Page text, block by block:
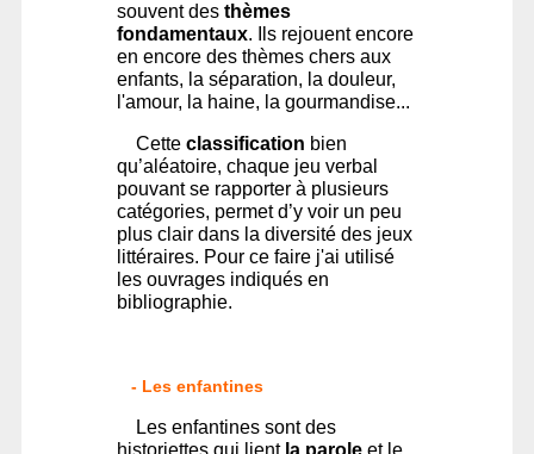
souvent des thèmes
fondamentaux. Ils rejouent encore
en encore des thèmes chers aux
enfants, la séparation, la douleur,
l'amour, la haine, la gourmandise...
Cette classification bien
qu’aléatoire, chaque jeu verbal
pouvant se rapporter à plusieurs
catégories, permet d’y voir un peu
plus clair dans la diversité des jeux
littéraires. Pour ce faire j'ai utilisé
les ouvrages indiqués en
bibliographie.
- Les enfantines
Les enfantines sont des
historiettes qui lient la paroleet le